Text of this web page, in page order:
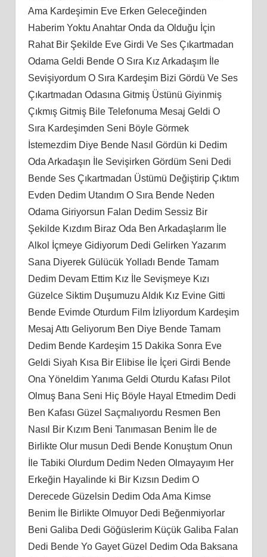
Ama Kardeşimin Eve Erken Geleceğinden
Haberim Yoktu Anahtar Onda da Olduğu İçin
Rahat Bir Şekilde Eve Girdi Ve Ses Çıkartmadan
Odama Geldi Bende O Sıra Kız Arkadaşım İle
Sevişiyordum O Sıra Kardeşim Bizi Gördü Ve Ses
Çıkartmadan Odasına Gitmiş Üstünü Giyinmiş
Çıkmış Gitmiş Bile Telefonuma Mesaj Geldi O
Sıra Kardeşimden Seni Böyle Görmek
İstemezdim Diye Bende Nasıl Gördün ki Dedim
Oda Arkadaşın İle Sevişirken Gördüm Seni Dedi
Bende Ses Çıkartmadan Üstümü Değiştirip Çıktım
Evden Dedim Utandım O Sıra Bende Neden
Odama Giriyorsun Falan Dedim Sessiz Bir
Şekilde Kızdım Biraz Oda Ben Arkadaşlarım İle
Alkol İçmeye Gidiyorum Dedi Gelirken Yazarım
Sana Diyerek Gülücük Yolladı Bende Tamam
Dedim Devam Ettim Kız İle Sevişmeye Kızı
Güzelce Siktim Duşumuzu Aldık Kız Evine Gitti
Bende Evimde Oturdum Film İzliyordum Kardeşim
Mesaj Attı Geliyorum Ben Diye Bende Tamam
Dedim Bende Kardeşim 15 Dakika Sonra Eve
Geldi Siyah Kısa Bir Elibise İle İçeri Girdi Bende
Ona Yöneldim Yanıma Geldi Oturdu Kafası Pilot
Olmuş Bana Seni Hiç Böyle Hayal Etmedim Dedi
Ben Kafası Güzel Saçmalıyordu Resmen Ben
Nasıl Bir Kızım Beni Tanımasan Benim İle de
Birlikte Olur musun Dedi Bende Konuştum Onun
İle Tabiki Olurdum Dedim Neden Olmayayım Her
Erkeğin Hayalinde ki Bir Kızsın Dedim O
Derecede Güzelsin Dedim Oda Ama Kimse
Benim İle Birlikte Olmuyor Dedi Beğenmiyorlar
Beni Galiba Dedi Göğüslerim Küçük Galiba Falan
Dedi Bende Yo Gayet Güzel Dedim Oda Baksana